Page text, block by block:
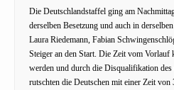
Die Deutschlandstaffel ging am
derselben Besetzung und auch in
Laura Riedemann, Fabian
Steiger an den Start. Die Zeit vom Vorlauf
werden und durch die Disqualifikation des
rutschten die Deutschen mit einer Zeit